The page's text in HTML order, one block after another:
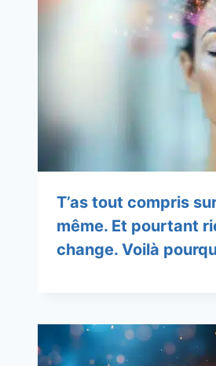
T’as tout compris
même. Et pourtant
change. Voilà